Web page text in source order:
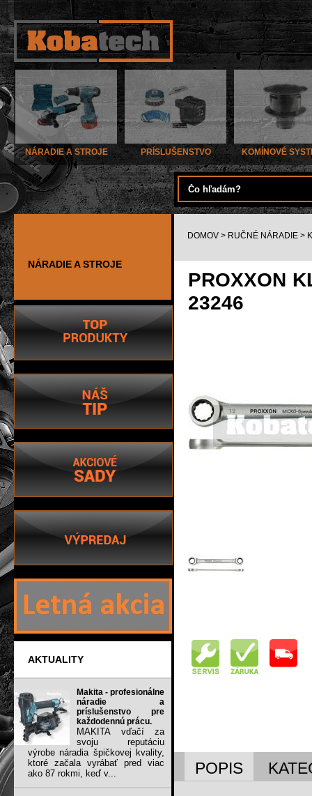
NÁRADIE A STROJE PRÍSLUŠENSTVO KOMÍNOVÉ
NÁRADIE A STROJE
AKTUALITY
Makita - profesionálne
náradie a
príslušenstvo pre
každodennú prácu.
MAKITA vďačí za
svoju reputáciu
výrobe náradia špičkovej kvality,
ktoré začala vyrábať pred viac
ako 87 rokmi, keď v...
DOMOV > RUČNÉ NÁRADIE >
PROXXON
23246
POPIS